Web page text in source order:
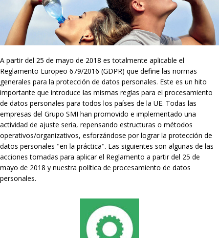
A partir del 25 de mayo de 2018 es totalmente aplicable el
Reglamento Europeo 679/2016 (GDPR) que define las normas
generales para la protección de datos personales. Este es un hito
importante que introduce las mismas reglas para el procesamiento
de datos personales para todos los países de la UE. Todas las
empresas del Grupo SMI han promovido e implementado una
actividad de ajuste seria, repensando estructuras o métodos
operativos/organizativos, esforzándose por lograr la protección de
datos personales "en la práctica". Las siguientes son algunas de las
acciones tomadas para aplicar el Reglamento a partir del 25 de
mayo de 2018 y nuestra política de procesamiento de datos
personales.